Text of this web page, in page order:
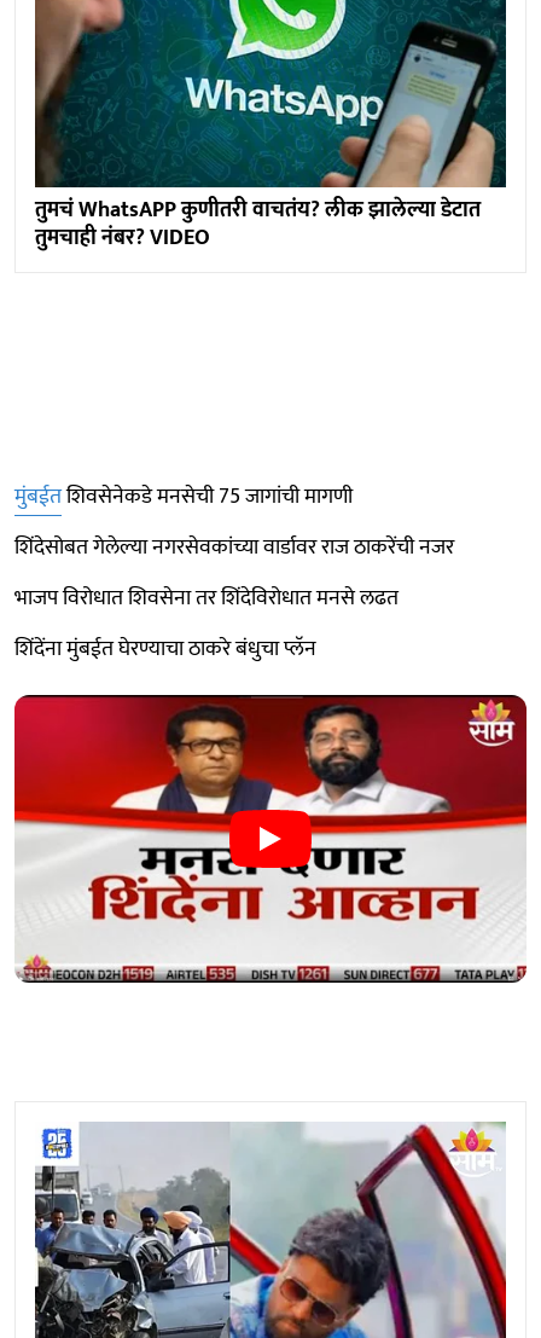
तुमचं WhatsAPP कुणीतरी वाचतंय? लीक झालेल्या डेटात
तुमचाही नंबर? VIDEO
मुंबईतशिवसेनेकडे मनसेची 75 जागांची मागणी
शिंदेसोबत गेलेल्या नगरसेवकांच्या वार्डावर राज ठाकरेंची नजर
भाजप विरोधात शिवसेना तर शिंदेविरोधात मनसे लढत
शिंदेंना मुंबईत घेरण्याचा ठाकरे बंधुचा प्लॅन